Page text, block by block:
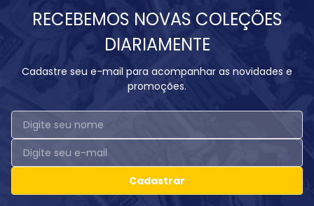
RECEBEMOS NOVAS COLEÇÕES
DIARIAMENTE
Cadastre seu e-mail para acompanhar as novidades e
promoções.
Cadastrar